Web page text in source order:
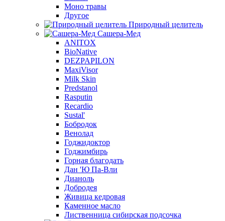
Моно травы
Другое
Природный целитель
Сашера-Мед
ANITOX
BioNative
DEZPAPILON
MaxiVisor
Milk Skin
Predstanol
Rasputin
Recardio
Sustal'
Бобродок
Венолад
Годжидоктор
Годжимбирь
Горная благодать
Дан 'Ю Па-Вли
Дианоль
Добродея
Живица кедровая
Каменное масло
Лиственница сибирская подсочка